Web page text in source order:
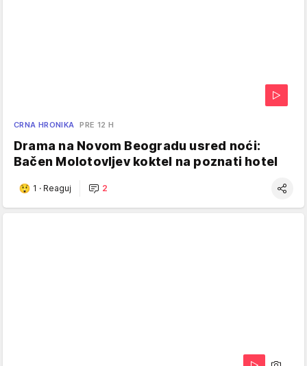
CRNA HRONIKA PRE 12 H
Drama na Novom Beogradu usred noći:
Bačen Molotovljev koktel na poznati hotel
1 · Reaguj 2